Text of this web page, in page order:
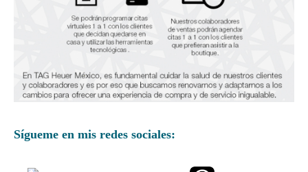
Sígueme en mis redes sociales: